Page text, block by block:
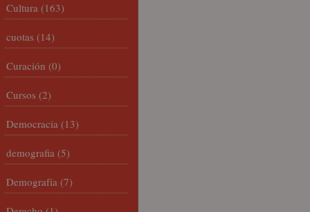
Cultura (163)
cuotas (14)
Curación (0)
Cursos (2)
Democracia (13)
demografia (5)
Demografía (7)